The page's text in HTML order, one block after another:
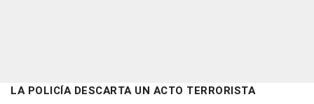
LA POLICÍA DESCARTA UN ACTO TERRORISTA